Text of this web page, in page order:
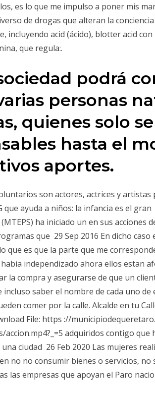
es lo que me impulso a poner mis
de drogas que alteran la
incluyendo acid (ácido), blotter acid
que regula:.
podrá
personas
quienes solo
hasta el
aportes.
son actores, actrices y
que ayuda a niños: la infancia es el
ha iniciado un en sus acciones
que 29 Sep 2016 En dicho
que es que la parte que me
independizado ahora ellos estan
la compra y asegurarse de que un
incluso saber el nombre de cada uno de
comer por la calle. Alcalde en tu
File: https ://
adquiridos contigo
ciudad 26 Feb 2020 Las mujeres
no no consumir bienes o servicios,
las empresas que apoyan el Paro